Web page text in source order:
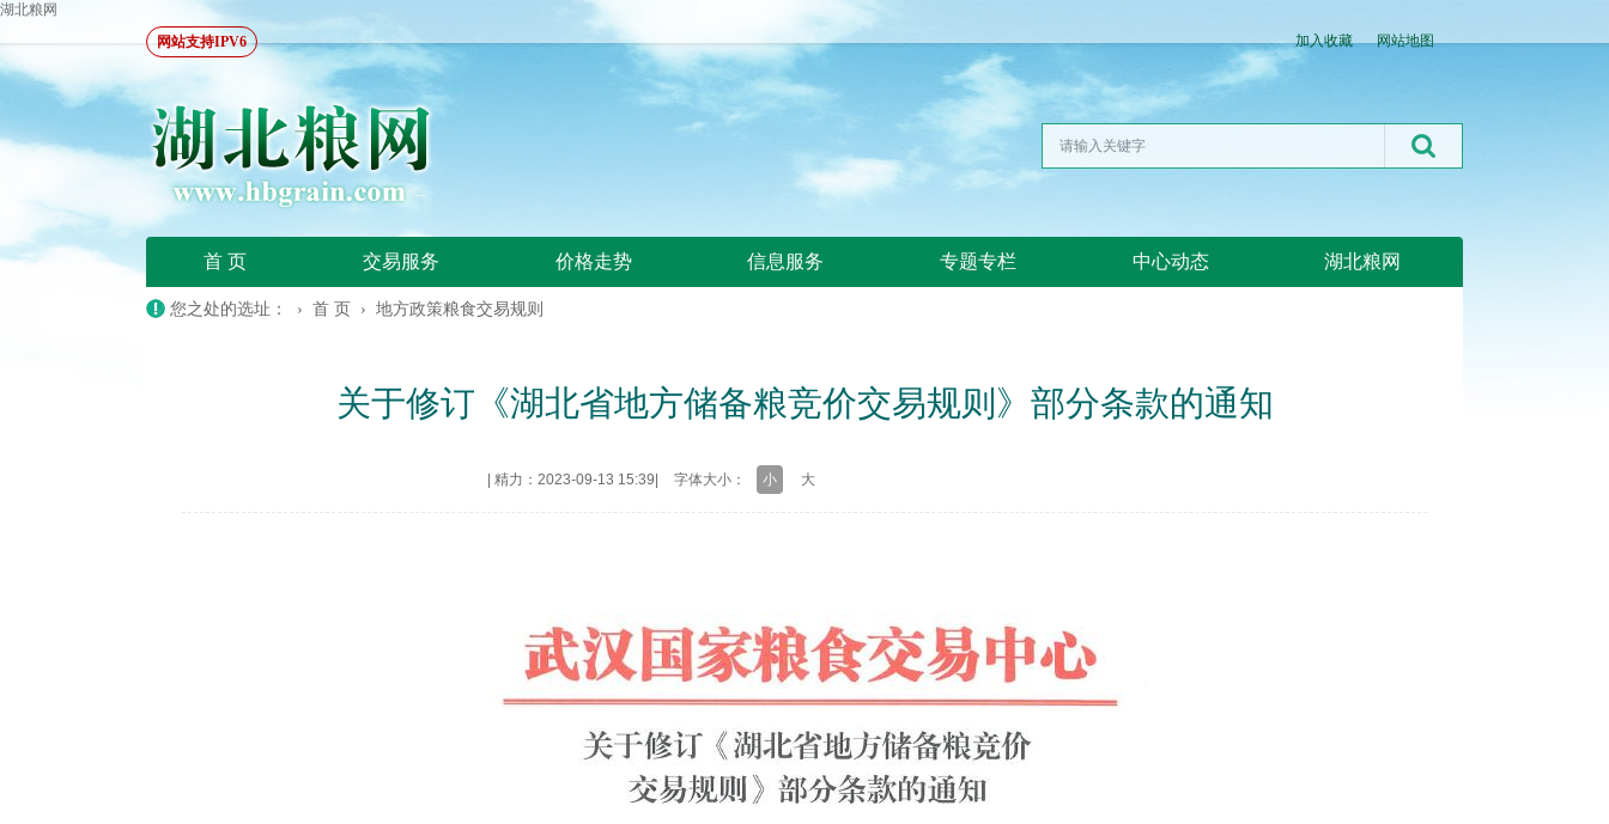
湖北粮网
网站支持IPV6
加入收藏 网站地图
首 页 交易服务 价格走势 信息服务 专题专栏 中心动态 湖北粮网
您之处的选址： › 首 页 › 地方政策粮食交易规则
关于修订《湖北省地方储备粮竞价交易规则》部分条款的通知
精力：2023-09-13 15:39 字体大小： 小 大